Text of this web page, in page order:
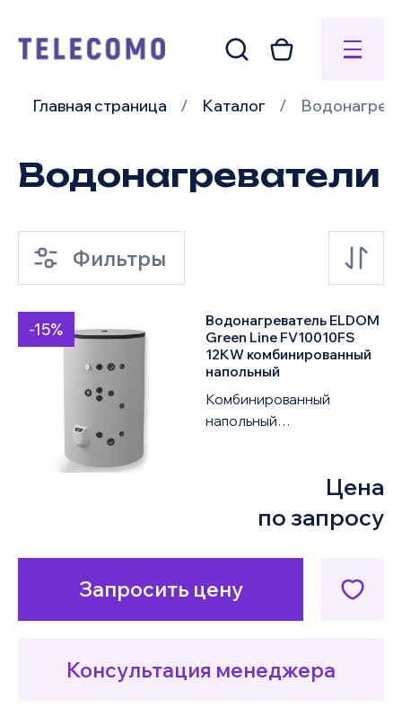
Главная страница Каталог
Водонагреватели
Фильтры
по умолчанию
по возрастанию цены
по убыванию цены
-15%
Водонагреватель ELDOM
Green Line FV10010FS
12KW комбинированный
напольный
Комбинированный
напольный
объемом 1000 литровЦена
по запросу
Запросить цену
Консультация менеджера